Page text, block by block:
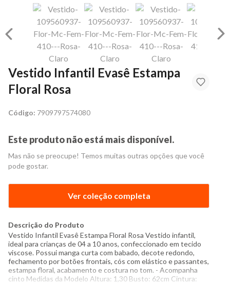
Vestido Infantil Evasê Estampa
Floral Rosa
Código: 7909797574080
Este produto não está mais disponível.
Mas não se preocupe! Temos muitas outras opções que você
pode gostar.
Ver coleção completa
Descrição do Produto
Vestido Infantil Evasê Estampa Floral Rosa Vestido infantil,
ideal para crianças de 04 a 10 anos, confeccionado em tecido
viscose. Possui manga curta com babado, decote redondo,
fechamento por botões frontais, cós com elástico e passantes,
estampa floral, acabamento e costura no tom. - Acompanha
cinto Medidas da Modelo Altura: 1,30 Busto: 62cm Cintura: